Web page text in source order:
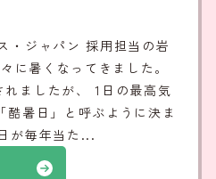
・ジャパン 採用担当の岩
暑くなってきました。
ましたが、 1日の最高気
暑日」と呼ぶように決ま
が毎年当た...